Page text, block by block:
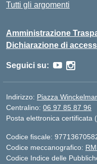
Tutti gli argomenti
Amministrazione
Dichiarazione di
Seguici su:
Indirizzo: Piazza
Centralino: 06 97 85 87 96
Posta elettronica certificata
Codice fiscale:
Codice meccanografico:
Codice Indice delle